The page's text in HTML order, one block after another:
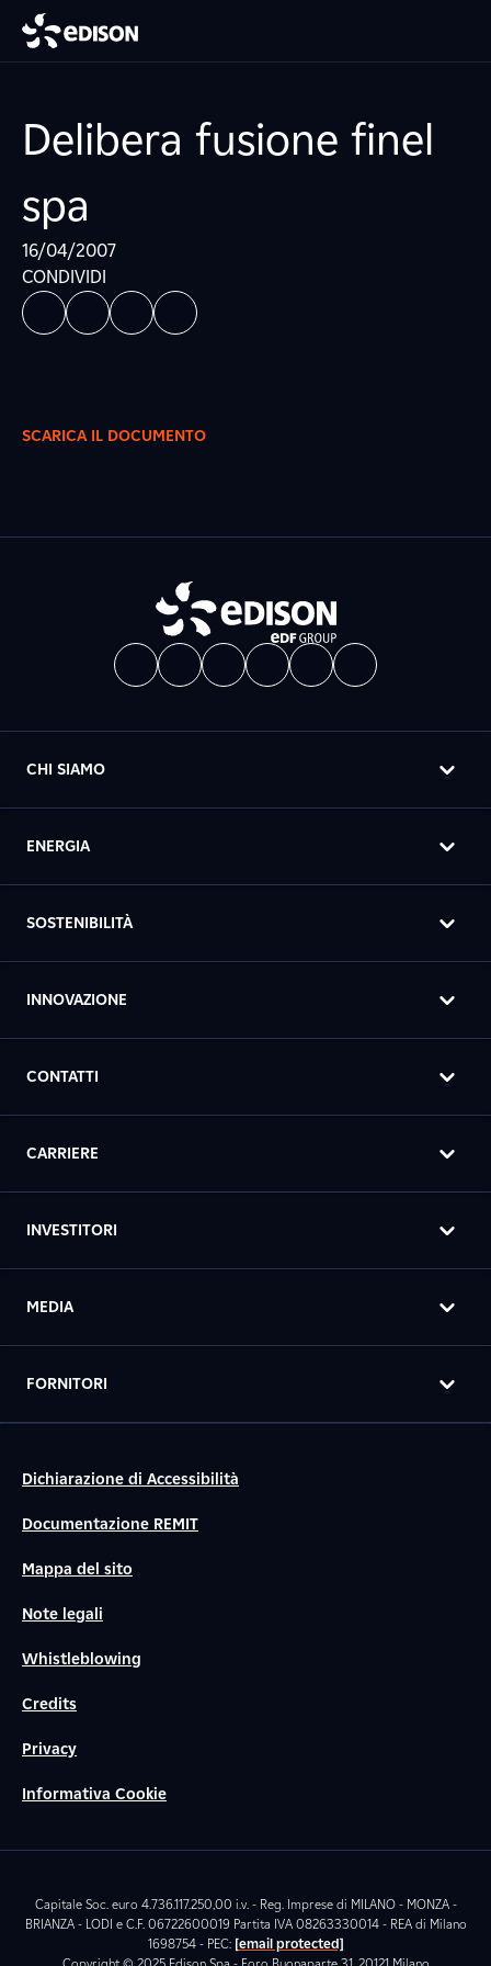
Delibera fusione finel
spa
16/04/2007
CONDIVIDI
SCARICA IL DOCUMENTO
CHI SIAMO
ENERGIA
SOSTENIBILITÀ
INNOVAZIONE
CONTATTI
CARRIERE
INVESTITORI
MEDIA
FORNITORI
Dichiarazione di Accessibilità
Documentazione REMIT
Mappa del sito
Note legali
Whistleblowing
Credits
Privacy
Informativa Cookie
Capitale Soc. euro 4.736.117.250,00 i.v. - Reg. Imprese di MILANO - MONZA -
BRIANZA - LODI e C.F. 06722600019 Partita IVA 08263330014 - REA di Milano
1698754 - PEC: [email protected]